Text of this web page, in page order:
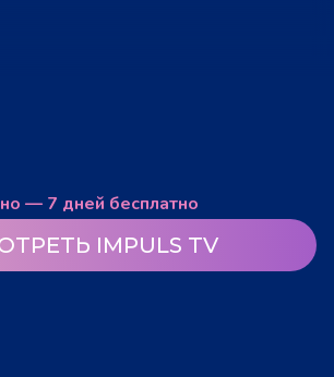
— 7 дней бесплатно
IMPULS TV